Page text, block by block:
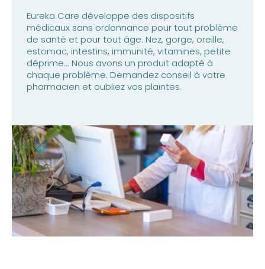
Eureka Care développe des dispositifs
médicaux sans ordonnance pour tout problème
de santé et pour tout âge. Nez, gorge, oreille,
estomac, intestins, immunité, vitamines, petite
déprime... Nous avons un produit adapté à
chaque problème. Demandez conseil à votre
pharmacien et oubliez vos plaintes.